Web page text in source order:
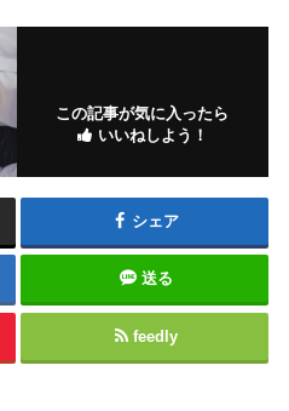
この記事が気に入ったら
いいねしよう！
シェア
送る
feedly